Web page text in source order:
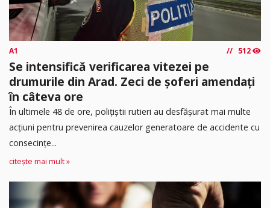
A1 512
Se intensifică verificarea vitezei pe
drumurile din Arad. Zeci de șoferi amendați
în câteva ore
În ultimele 48 de ore, polițiștii rutieri au desfășurat mai multe
acțiuni pentru prevenirea cauzelor generatoare de accidente cu
consecințe...
citește mai mult »